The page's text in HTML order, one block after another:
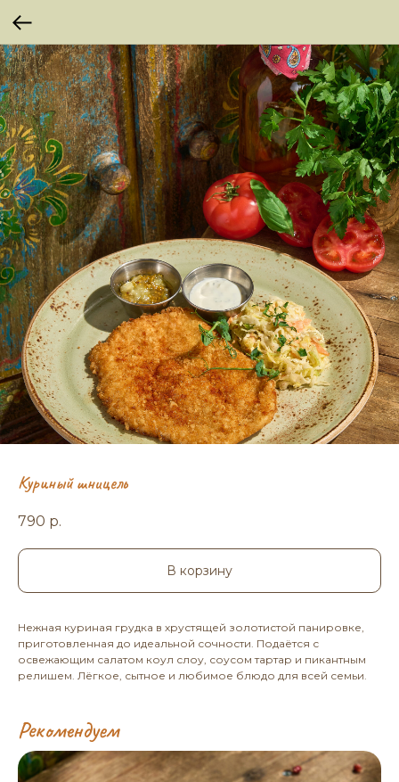
Куриный шницель
790 р.
В корзину
Нежная куриная грудка в хрустящей золотистой панировке,
приготовленная до идеальной сочности. Подаётся с
освежающим салатом коул слоу, соусом тартар и пикантным
релишем. Лёгкое, сытное и любимое блюдо для всей семьи.
Рекомендуем